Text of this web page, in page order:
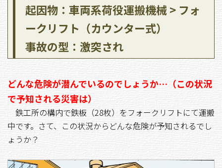
起因物：車両系荷役運搬機械 > フォ
ークリフト（カウンター式）
事故の型：激突され
どんな危険が潜んでいるのでしょうか…（この状況
で予知される災害は）
鉄工所の構内で鉄板（28枚）をフォークリフトにて運搬
中です。さて、この状況からどんな危険が予知されるでし
ょうか？